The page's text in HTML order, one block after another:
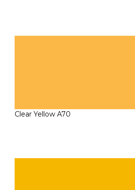
Clear Yellow A70